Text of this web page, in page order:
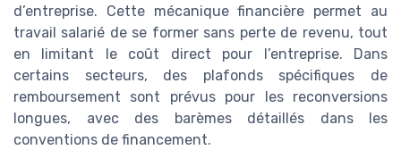
d’entreprise. Cette mécanique financière permet au
travail salarié de se former sans perte de revenu, tout
en limitant le coût direct pour l’entreprise. Dans
certains secteurs, des plafonds spécifiques de
remboursement sont prévus pour les reconversions
longues, avec des barèmes détaillés dans les
conventions de financement.